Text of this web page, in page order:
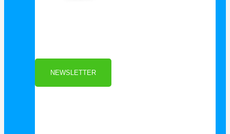
Als Danke schön für Ihre Anmeldung
NEWSLETTER